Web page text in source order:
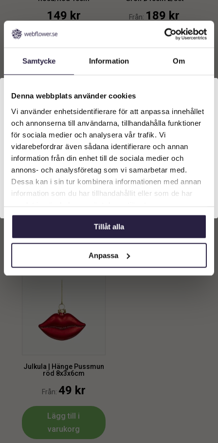
Samtycke Information Om
Denna webbplats använder cookies
Vi använder enhetsidentifierare för att anpassa innehållet
och annonserna till användarna, tillhandahålla funktioner
för sociala medier och analysera vår trafik. Vi
vidarebefordrar även sådana identifierare och annan
information från din enhet till de sociala medier och
annons- och analysföretag som vi samarbetar med.
Dessa kan i sin tur kombinera informationen med annan
information som du har tillhandahållit eller som de har
Tillåt alla
Anpassa
149 kr Från: 189 kr
Julkula | Glaskula Twill
Avlång 8x15cm 2/set
varukorg
Julkula | Glaskula Twill
Rund 10cm 2/set
varukorg
Julkula | Hänge Pussmun
röd 8x3x6cm
Från: 49 kr
Lägg till i
varukorg
Välkommen till Webflower
Vilken typ av kund är du? Du kan alltid justera ditt val
längst upp på sidan.
Företagskund (exkl. moms)
Privatkund (inkl. moms)